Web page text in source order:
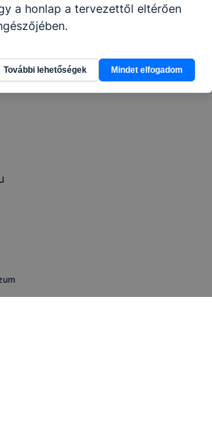
a honlap a tervezettől eltérően
További lehetőségek Mindet elfogadom